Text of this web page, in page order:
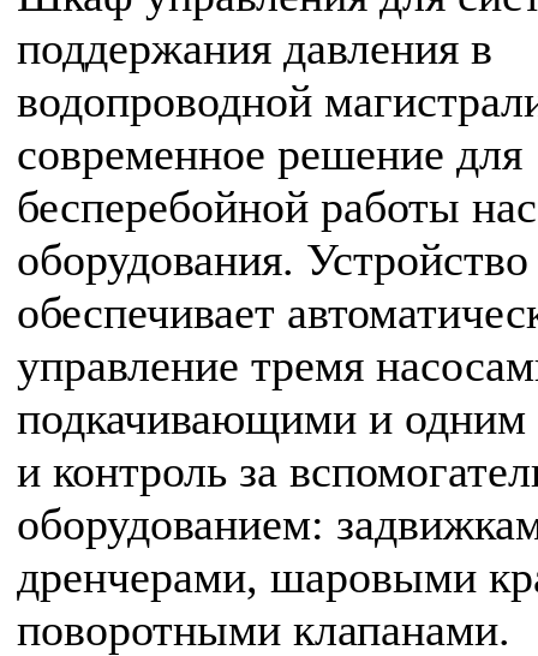
поддержания давления в
водопроводной
современное решение для
бесперебойной работы
оборудования. Устройство
обеспечивает
управление тремя
подкачивающими и
и контроль за
оборудованием:
дренчерами, шаровыми
поворотными клапанами.